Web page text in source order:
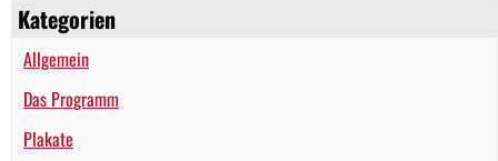
Kategorien
Allgemein
Das Programm
Plakate